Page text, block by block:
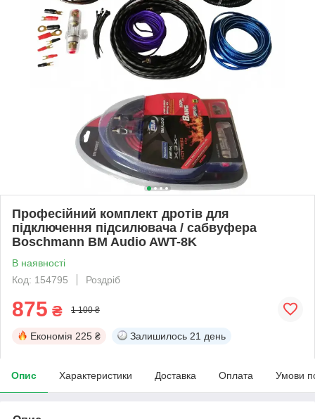
Професійний комплект дротів для
підключення підсилювача / сабвуфера
Boschmann BM Audio AWT-8K
В наявності
Код: 154795
Роздріб
875 ₴ 1 100 ₴
Економія 225 ₴ Залишилось 21 день
Опис Характеристики Доставка Оплата Умови